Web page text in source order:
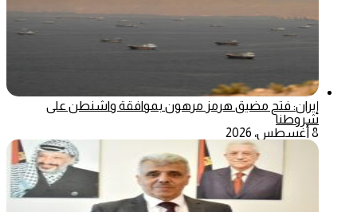
إيران: فتح مضيق هرمز مرهون بموافقة واشنطن على
شروطنا
8 أغسطس، 2026